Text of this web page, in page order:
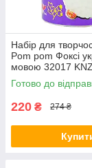
Набір для
Pom pom Фоксі
мовою 32017 KNZ
Готово до
220 ₴ 274 ₴